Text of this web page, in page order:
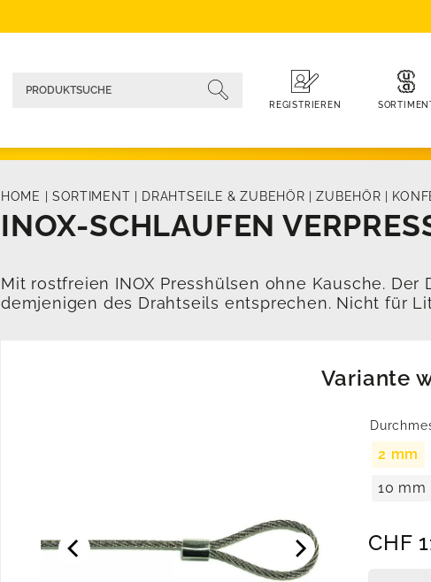
REGISTRIEREN
HOME SORTIMENT DRAHTSEILE & ZUBEHÖR |ZUBEHÖR
INOX-SCHLAUFEN
Mit rostfreien INOX Presshülsen ohne Kausche. Der
demjenigen des Drahtseils entsprechen. Nicht für
Variante
2 mm
10 mm
CHF